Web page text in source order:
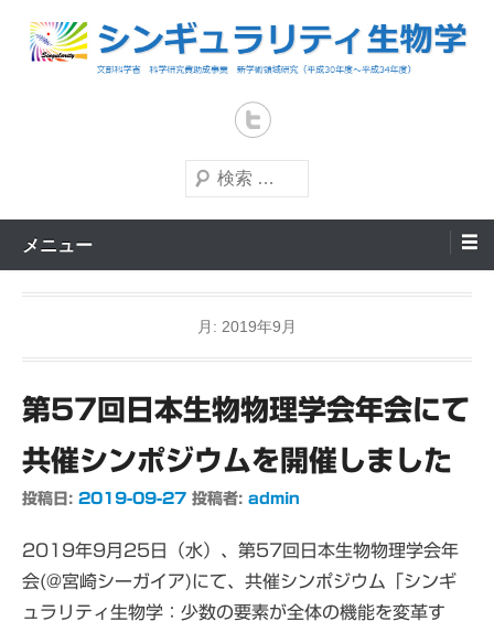
シンギュラリティ生物学
34年度）
検
索
メニュー
月: 2019年9月
第57回日本生物物理学会年会にて
共催シンポジウムを開催しました
投稿日: 2019-09-27 投稿者: admin
2019年9月25日（水）、第57回日本生物物理学会年
会(@宮崎シーガイア)にて、共催シンポジウム「シンギ
ュラリティ生物学：少数の要素が全体の機能を変革す